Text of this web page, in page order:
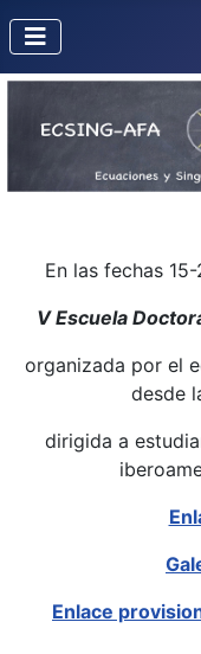
En las fechas
V Escuela
organizada por el
desde
dirigida a
Enlace